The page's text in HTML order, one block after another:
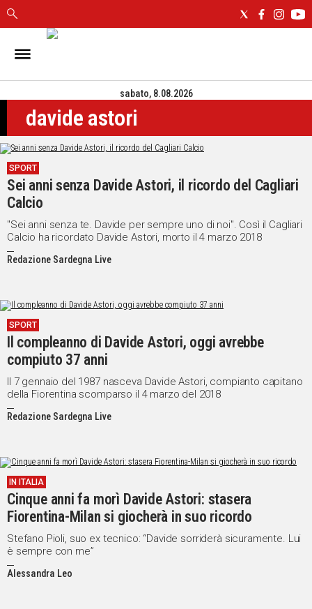
IN
CAGLIARI
SASSARI
NUORO
ORISTANO
SULCIS
GALLURA
OGLIASTRA
MEDIO
CAMPIDANO
POLITICA
IN
ITALIA
NEL
MONDO
SPORT
EVENTI
VIDEO
Vai
sabato, 8.08.2026
davide astori
SPORT
Sei anni senza Davide Astori, il ricordo del Cagliari
Calcio
"Sei anni senza te. Davide per sempre uno di noi". Così il Cagliari
Calcio ha ricordato Davide Astori, morto il 4 marzo 2018
Redazione Sardegna Live
SPORT
Il compleanno di Davide Astori, oggi avrebbe
compiuto 37 anni
Il 7 gennaio del 1987 nasceva Davide Astori, compianto capitano
della Fiorentina scomparso il 4 marzo del 2018
Redazione Sardegna Live
IN ITALIA
Cinque anni fa morì Davide Astori: stasera
Fiorentina-Milan si giocherà in suo ricordo
Stefano Pioli, suo ex tecnico: “Davide sorriderà sicuramente. Lui
è sempre con me”
Alessandra Leo